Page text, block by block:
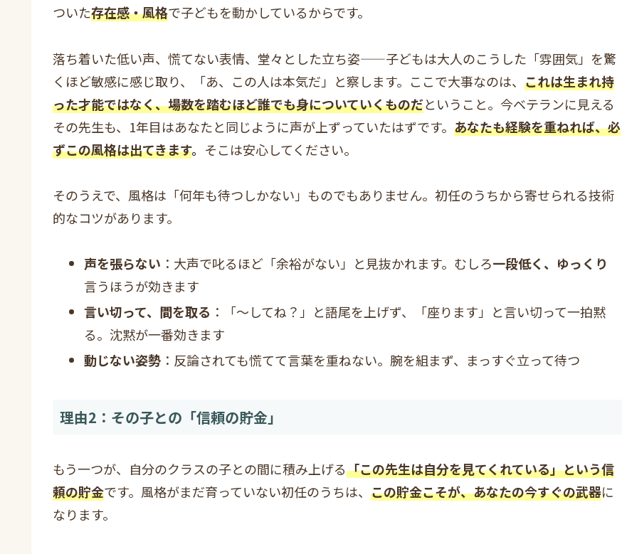
ついた存在感・風格で子どもを動かしているからです。
落ち着いた低い声、慌てない表情、堂々とした立ち姿——子どもは大人のこうした「雰囲気」を驚
くほど敏感に感じ取り、「あ、この人は本気だ」と察します。ここで大事なのは、 これは生まれ持
った才能ではなく、場数を踏むほど誰でも身についていくものだということ。今ベテランに見える
その先生も、1年目はあなたと同じように声が上ずっていたはずです。 あなたも経験を重ねれば、必
ずこの風格は出てきます。 そこは安心してください。
そのうえで、風格は「何年も待つしかない」ものでもありません。初任のうちから寄せられる技術
的なコツがあります。
声を張らない ：大声で叱るほど「余裕がない」と見抜かれます。むしろ一段低く、ゆっくり
言うほうが効きます
言い切って、間を取る ：「〜してね？」と語尾を上げず、「座ります」と言い切って一拍黙
る。沈黙が一番効きます
動じない姿勢：反論されても慌てて言葉を重ねない。腕を組まず、まっすぐ立って待つ
理由2：その子との「信頼の貯金」
もう一つが、自分のクラスの子との間に積み上げる「この先生は自分を見てくれている」という信
頼の貯金です。風格がまだ育っていない初任のうちは、 この貯金こそが、あなたの今すぐの武器に
なります。